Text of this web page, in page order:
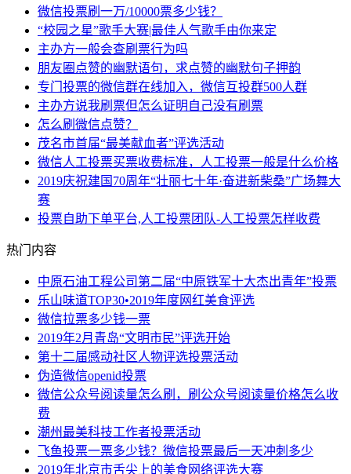
微信投票刷一万/10000票多少钱？
“校园之星”歌手大赛|最佳人气歌手由你来定
主办方一般会查刷票行为吗
朋友圈点赞的幽默语句，求点赞的幽默句子押韵
专门投票的微信群在线加入，微信互投群500人群
主办方说我刷票但怎么证明自己没有刷票
怎么刷微信点赞？
茂名市首届“最美献血者”评选活动
微信人工投票买票收费标准，人工投票一般是什么价格
2019庆祝建国70周年“壮丽七十年·奋进新柴桑”广场舞大
赛
投票自助下单平台,人工投票团队-人工投票怎样收费
热门内容
中原石油工程公司第二届“中原铁军十大杰出青年”投票
乐山味道TOP30•2019年度网红美食评选
微信拉票多少钱一票
2019年2月青岛“文明市民”评选开始
第十二届感动社区人物评选投票活动
伪造微信openid投票
微信公众号阅读量怎么刷，刷公众号阅读量价格怎么收
费
潮州最美科技工作者投票活动
飞鱼投票一票多少钱？微信投票最后一天冲刺多少
2019年北京市舌尖上的美食网络评选大赛